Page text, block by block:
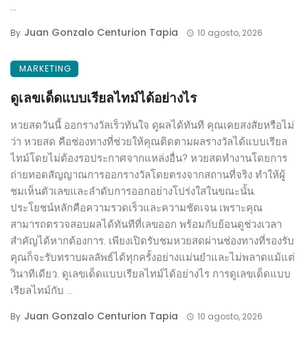
...
By Juan Gonzalo Centurion Tapia 10 agosto, 2026
MARKETING
ดูเลขเด็ดแบบเรียลไทม์ได้อย่างไร
หวยสดวันนี้ ออกรางวัลเร็วทันใจ ดูผลได้ทันที คุณเคยสงสัยหรือไม่
ว่า หวยสด คือช่องทางที่ช่วยให้คุณติดตามผลรางวัลได้แบบเรียล
ไทม์โดยไม่ต้องรอประกาศจากแหล่งอื่น? หวยสดทำงานโดยการ
ถ่ายทอดสัญญาณการออกรางวัลโดยตรงจากสถานที่จริง ทำให้ผู้
ชมเห็นตัวเลขและลำดับการออกอย่างโปร่งใสในขณะนั้น.
ประโยชน์หลักคือความรวดเร็วและความชัดเจน เพราะคุณ
สามารถตรวจสอบผลได้ทันทีที่เลขออก พร้อมกับย้อนดูช่วงเวลา
สำคัญได้หากต้องการ. เพียงเปิดรับชมหวยสดผ่านช่องทางที่รองรับ
คุณก็จะรับทราบผลลัพธ์ได้ทุกครั้งอย่างแม่นยำและไม่พลาดแม้แต่
วินาทีเดียว. ดูเลขเด็ดแบบเรียลไทม์ได้อย่างไร การดูเลขเด็ดแบบ
เรียลไทม์กับ ...
By Juan Gonzalo Centurion Tapia 10 agosto, 2026